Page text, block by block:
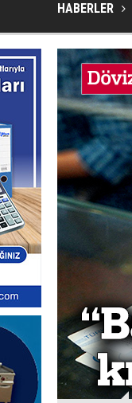
HABERLER